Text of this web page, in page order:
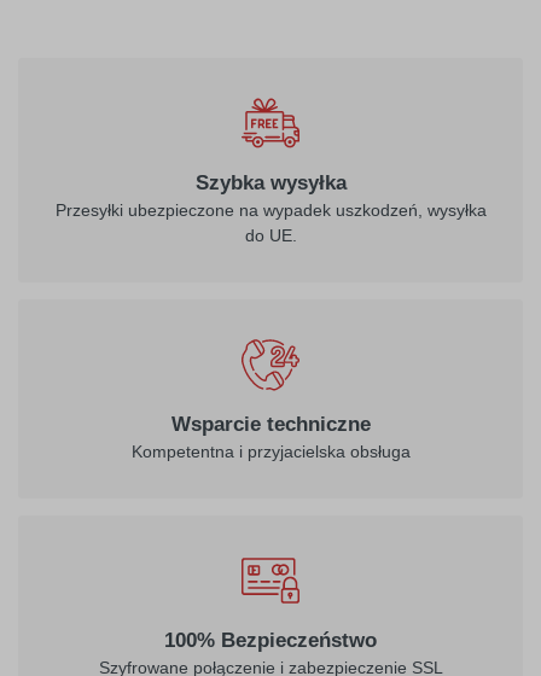
Szybka wysyłka
Przesyłki ubezpieczone na wypadek uszkodzeń, wysyłka
do UE.
Wsparcie techniczne
Kompetentna i przyjacielska obsługa
100% Bezpieczeństwo
Szyfrowane połączenie i zabezpieczenie SSL